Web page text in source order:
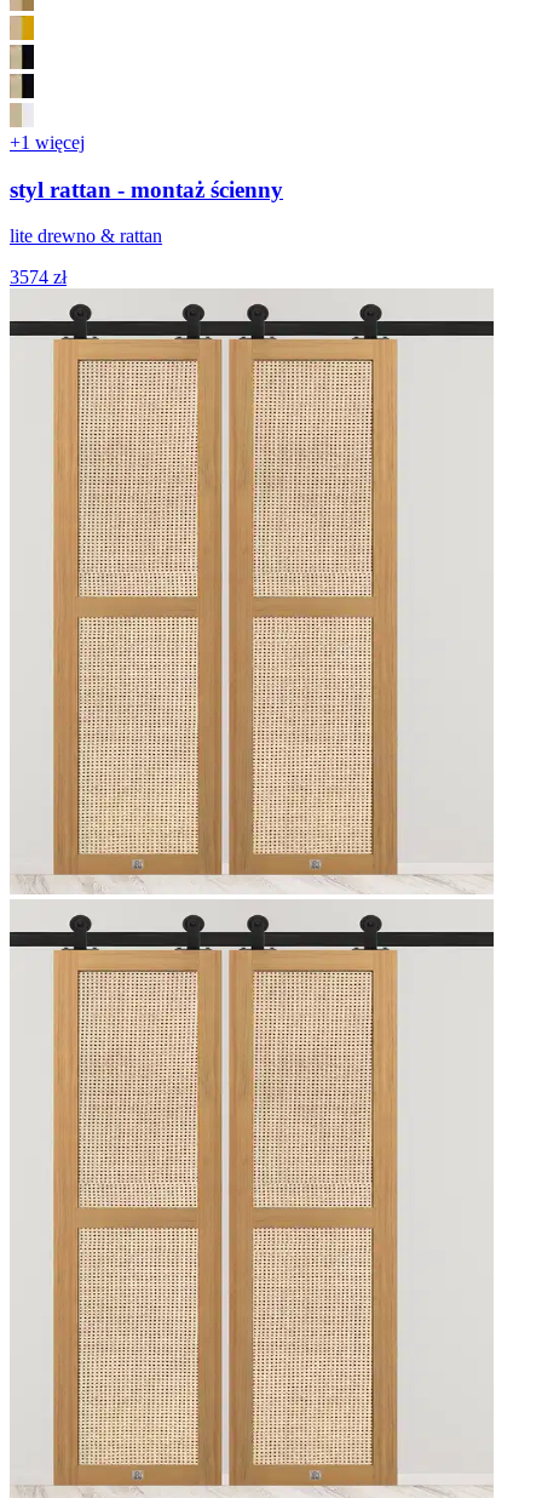
+1 więcej
styl rattan - montaż ścienny
lite drewno & rattan
3574 zł